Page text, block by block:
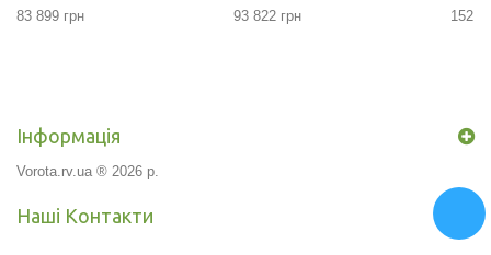
83 899 грн 93 822 грн 152
Інформація
Vorota.rv.ua ® 2026 р.
Наші Контакти